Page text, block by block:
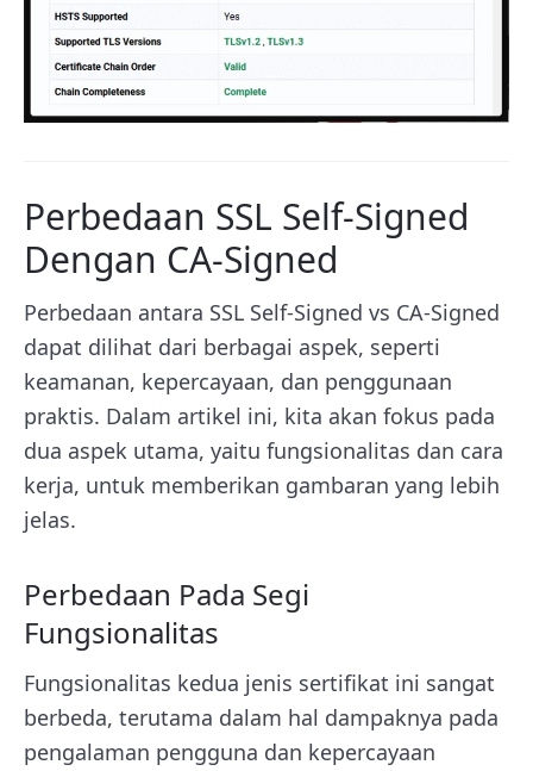
Perbedaan SSL Self-Signed
Dengan CA-Signed
Perbedaan antara SSL Self-Signed vs CA-Signed
dapat dilihat dari berbagai aspek, seperti
keamanan, kepercayaan, dan penggunaan
praktis. Dalam artikel ini, kita akan fokus pada
dua aspek utama, yaitu fungsionalitas dan cara
kerja, untuk memberikan gambaran yang lebih
jelas.
Perbedaan Pada Segi
Fungsionalitas
Fungsionalitas kedua jenis sertifikat ini sangat
berbeda, terutama dalam hal dampaknya pada
pengalaman pengguna dan kepercayaan